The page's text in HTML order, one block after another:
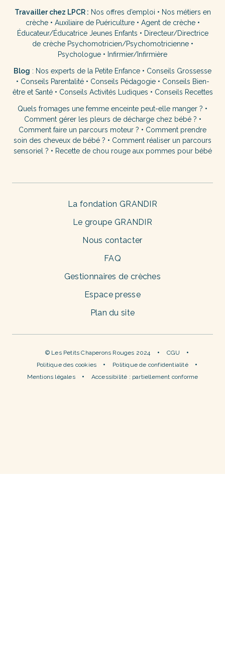
Travailler chez LPCR : Nos offres d’emploi • Nos métiers en
crèche• Auxiliaire de Puériculture• Agent de crèche•
Éducateur/Éducatrice Jeunes Enfants • Directeur/Directrice
de crèche Psychomotricien/Psychomotricienne•
Psychologue • Infirmier/Infirmière
Blog : Nos experts de la Petite Enfance • Conseils Grossesse
• Conseils Parentalité• Conseils Pédagogie• Conseils Bien-
être et Santé• Conseils Activités Ludiques • Conseils Recettes
Quels fromages une femme enceinte peut-elle manger ? •
Comment gérer les pleurs de décharge chez bébé ? •
Comment faire un parcours moteur ? • Comment prendre
soin des cheveux de bébé ? • Comment réaliser un parcours
sensoriel ? • Recette de chou rouge aux pommes pour bébé
La fondation GRANDIR
Le groupe GRANDIR
Nous contacter
FAQ
Gestionnaires de crèches
Espace presse
Plan du site
© Les Petits Chaperons Rouges 2024
CGU
Politique des cookies
Politique de confidentialité
Mentions légales
Accessibilité : partiellement conforme